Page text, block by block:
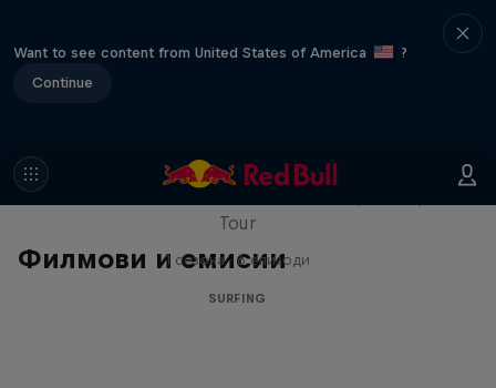
Want to see content from United States of America
?
Continue
Филмови и емисии
WSL Replay
Tour
1 сезона · 6 епизоди
SURFING